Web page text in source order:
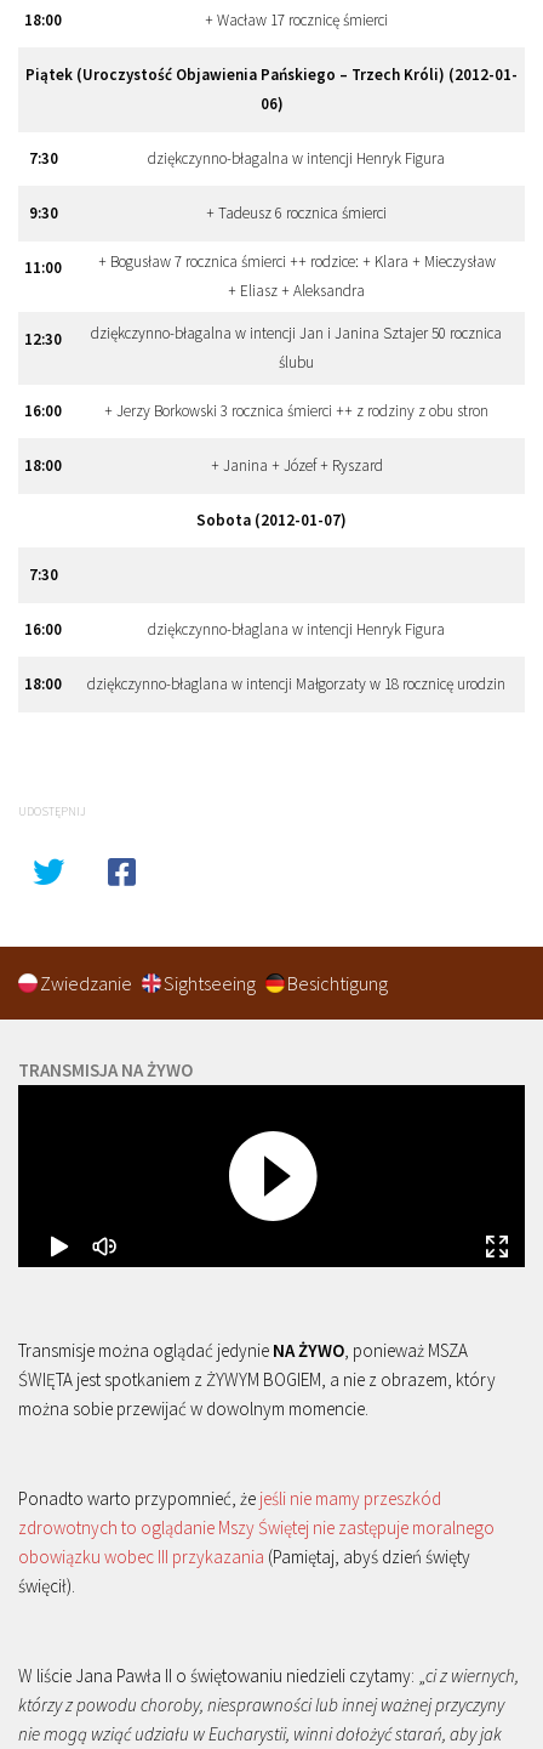
18:00 + Wacław 17 rocznicę śmierci
Piątek (Uroczystość Objawienia Pańskiego – Trzech Króli) (2012-01-
06)
7:30 dziękczynno-błagalna w intencji Henryk Figura
9:30 + Tadeusz 6 rocznica śmierci
11:00
+ Bogusław 7 rocznica śmierci ++ rodzice: + Klara + Mieczysław
+ Eliasz + Aleksandra
12:30
dziękczynno-błagalna w intencji Jan i Janina Sztajer 50 rocznica
ślubu
16:00 + Jerzy Borkowski 3 rocznica śmierci ++ z rodziny z obu stron
18:00 + Janina + Józef + Ryszard
Sobota (2012-01-07)
7:30
16:00 dziękczynno-błaglana w intencji Henryk Figura
18:00 dziękczynno-błaglana w intencji Małgorzaty w 18 rocznicę urodzin
UDOSTĘPNIJ
Zwiedzanie Sightseeing Besichtigung
TRANSMISJA NA ŻYWO
Transmisje można oglądać jedynie NA ŻYWO , ponieważ MSZA
ŚWIĘTA jest spotkaniem z ŻYWYM BOGIEM, a nie z obrazem, który
można sobie przewijać w dowolnym momencie.
Ponadto warto przypomnieć, że jeśli nie mamy przeszkód
zdrowotnych to oglądanie Mszy Świętej nie zastępuje moralnego
obowiązku wobec III przykazania (Pamiętaj, abyś dzień święty
święcił).
W liście Jana Pawła II o świętowaniu niedzieli czytamy: „ ci z wiernych,
którzy z powodu choroby, niesprawności lub innej ważnej przyczyny
nie mogą wziąć udziału w Eucharystii, winni dołożyć starań, aby jak